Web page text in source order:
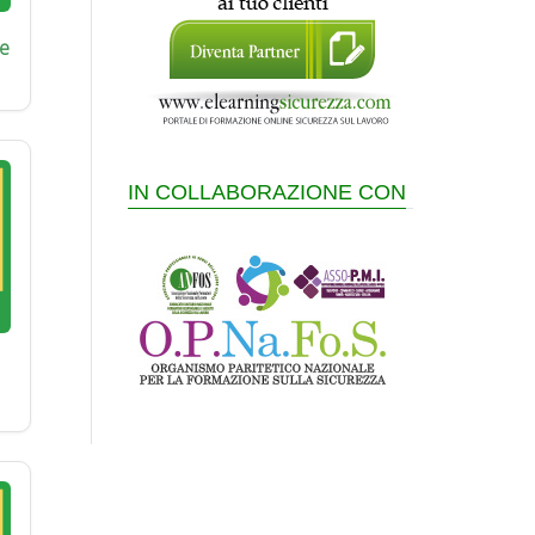
IN COLLABORAZIONE CON